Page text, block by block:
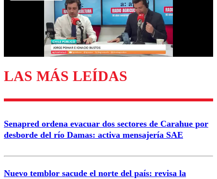
Enviar comentario
LAS MÁS LEÍDAS
Senapred ordena evacuar dos sectores de Carahue por
desborde del río Damas: activa mensajería SAE
Nuevo temblor sacude el norte del país: revisa la